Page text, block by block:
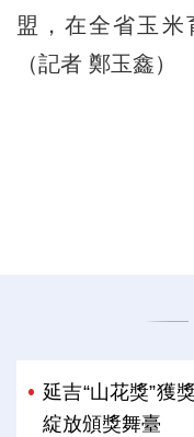
盟，在全省玉米
（記者 鄭玉鑫）
延吉“山花獎”獲
綻放頒獎舞臺